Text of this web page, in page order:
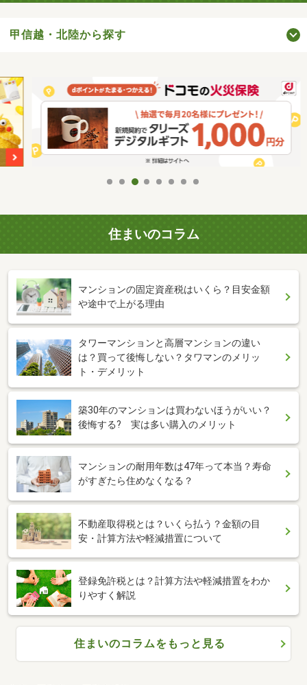
甲信越・北陸から探す
住まいのコラム
マンションの固定資産税はいくら？目安金額
や途中で上がる理由
タワーマンションと高層マンションの違い
は？買って後悔しない？タワマンのメリッ
ト・デメリット
築30年のマンションは買わないほうがいい？
後悔する? 実は多い購入のメリット
マンションの耐用年数は47年って本当？寿命
がすぎたら住めなくなる？
不動産取得税とは？いくら払う？金額の目
安・計算方法や軽減措置について
登録免許税とは？計算方法や軽減措置をわか
りやすく解説
住まいのコラムをもっと見る